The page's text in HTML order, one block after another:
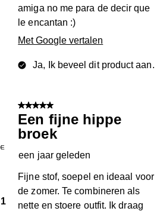
amiga no me para de decir que
le encantan :)
Met Google vertalen
Ja, Ik beveel dit product aan.
1
5 van 5 sterren.
Een fijne hippe
broek
een jaar geleden
Fijne stof, soepel en ideaal voor
de zomer. Te combineren als
nette en stoere outfit. Ik draag